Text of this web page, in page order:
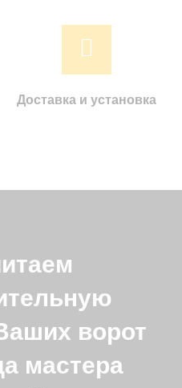
Доставка и установка
ворот
мастера